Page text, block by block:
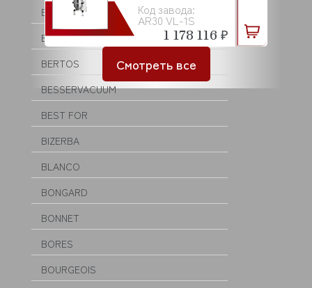
BECKERS
BEKO
BERTOS
BESSERVACUUM
BEST FOR
BIZERBA
BLANCO
BONGARD
BONNET
BORES
BOURGEOIS
Код завода:
AR30 VL-1S
1 178 116 ₽
Смотреть все